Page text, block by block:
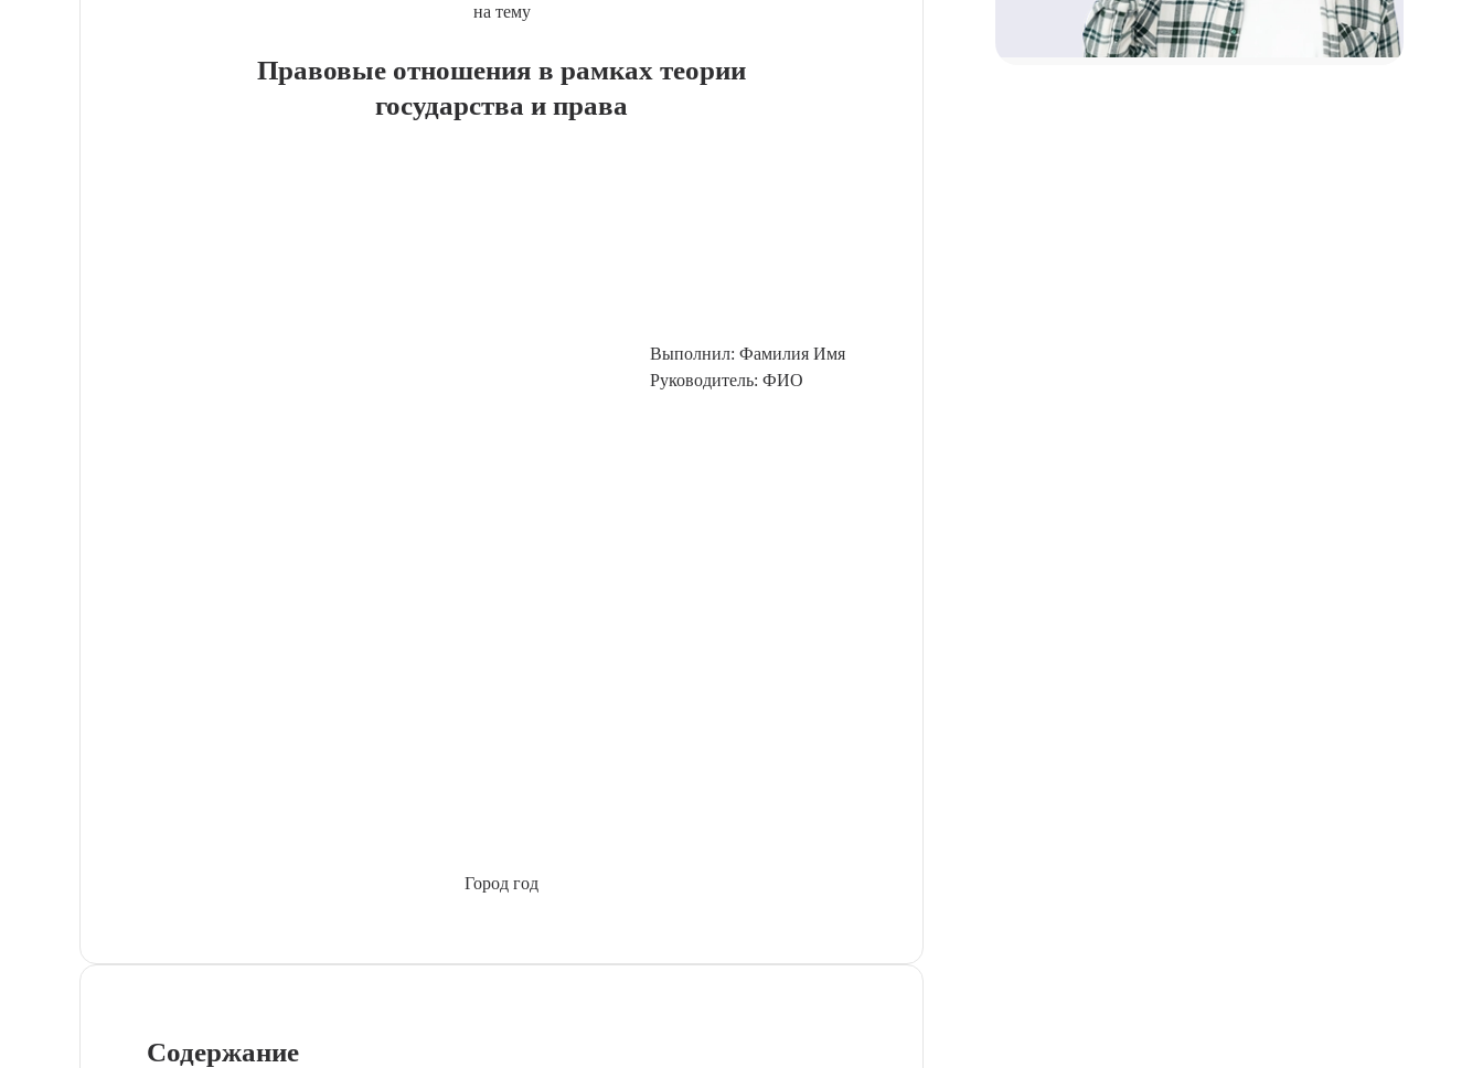
на тему
Правовые отношения в рамках теории
государства и права
Выполнил: Фамилия Имя
Руководитель: ФИО
Город год
Содержание